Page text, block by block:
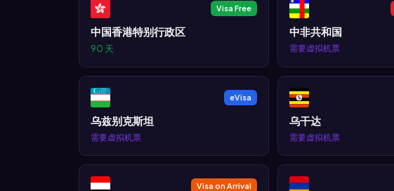
Visa Free
中国香港特别行政区
90 天
中非共和国
需要虚拟机票
eVisa
乌兹别克斯坦
需要虚拟机票
乌干达
需要虚拟机票
Visa on Arrival